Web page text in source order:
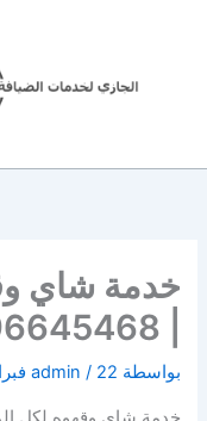
خدمة شاي
بواسطة admin / 22 فبراير، 2020